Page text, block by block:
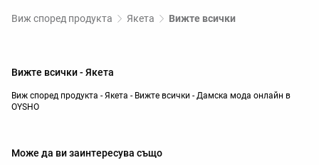
Виж според продукта Якета Вижте всички
Вижте всички - Якета
Виж според продукта - Якета - Вижте всички - Дамска мода онлайн в
OYSHO
Може да ви заинтересува също